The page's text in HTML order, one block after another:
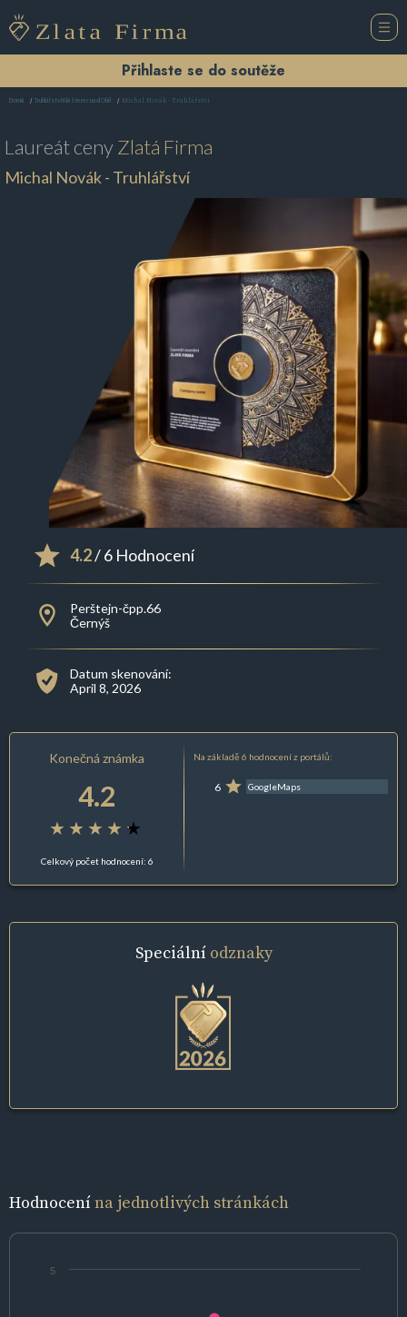
Přihlaste se do soutěže
Domů Truhlářství Klášterec nad Ohří Michal Novák - Truhlářství
Laureát cenyZlatá Firma
Michal Novák - Truhlářství
4.2/ 6 Hodnocení
Perštejn-čpp.66
Černýš
Datum skenování:
April 8, 2026
Konečná známka
4.2
Celkový počet hodnocení: 6
Na základě 6 hodnocení z portálů:
6 GoogleMaps
Speciální odznaky
Hodnocenína jednotlivých stránkách
5